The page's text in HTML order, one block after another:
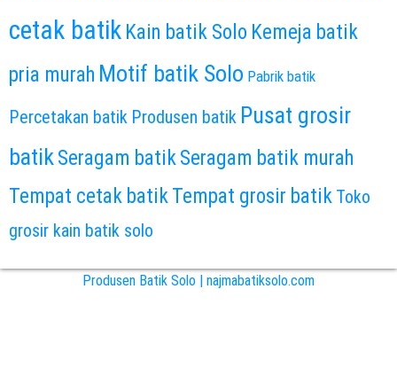
cetak batik Kain batik Solo Kemeja batik
pria murah Motif batik Solo Pabrik batik
Percetakan batik Produsen batik Pusat grosir
batik Seragam batikSeragam batik murah
Tempat cetak batikTempat grosir batik Toko
grosir kain batik solo
Produsen Batik Solo | najmabatiksolo.com